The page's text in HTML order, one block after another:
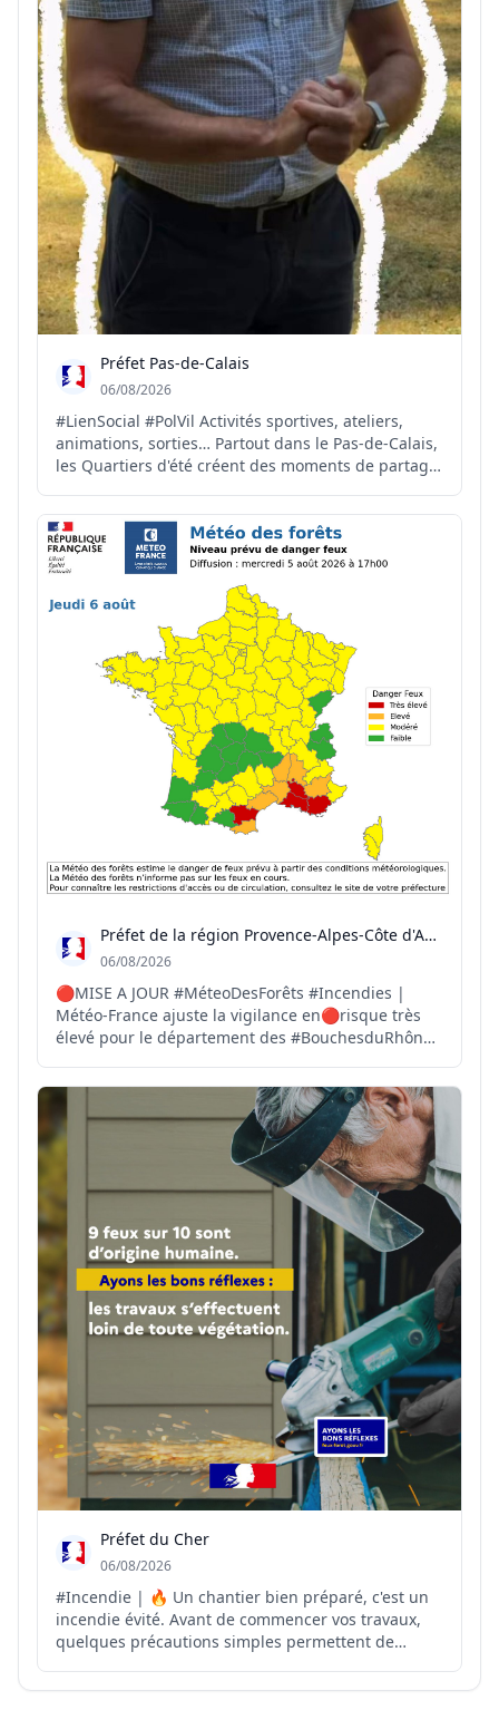
Préfet Pas-de-Calais
06/08/2026
#LienSocial #PolVil Activités sportives, ateliers,
animations, sorties… Partout dans le Pas-de-Calais,
les Quartiers d'été créent des moments de partage
et retour en images sur ces initiatives soutenues
par l'État dans le cadre de la Politique...
Préfet de la région Provence-Alpes-Côte d'Azur
06/08/2026
🔴MISE A JOUR #MéteoDesForêts #Incendies |
Météo-France ajuste la vigilance en🔴risque très
élevé pour le département des #BouchesduRhône.
#BouchesduRhône sont fermés. 🚫l'accès, la
présence, la circulation et les travaux y sont
interdits. 🆘 En cas de départ d...
Préfet du Cher
06/08/2026
#Incendie | 🔥 Un chantier bien préparé, c'est un
incendie évité. Avant de commencer vos travaux,
quelques précautions simples permettent de
feu 👇 ✔️ Éviter les travaux générant des étincelles